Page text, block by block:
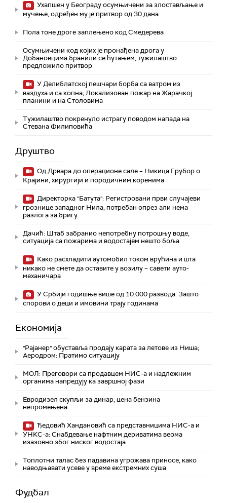
Ухапшен у Београду осумњичени за злостављање и
мучење, одређен му је притвор од 30 дана
Пола тоне дроге заплењено код Смедерева
Осумњичени код којих је пронађена дрога у
Добановцима бранили се ћутањем, тужилаштво
предложило притвор
У Делиблатској пешчари борба са ватром из
ваздуха и са копна; Локализован пожар на Жарачкој
планини и на Столовима
Тужилаштво покренуло истрагу поводом напада на
Стевана Филиповића
Друштво
Од Дрвара до операционе сале – Никица Грубор о
Крајини, хирургији и породичним коренима
Директорка "Батута": Регистровани први случајеви
грознице западног Нила, потребан опрез али нема
разлога за бригу
Дачић: Штаб забранио непотребну потрошњу воде,
ситуација са пожарима и водостајем нешто боља
Како расхладити аутомобил током врућина и шта
никако не смете да оставите у возилу – савети ауто-
механичара
У Србији годишње више од 10.000 развода: Зашто
спорови о деци и имовини трају годинама
Економија
"Рајанер" обуставља продају карата за летове из Ниша;
Аеродром: Пратимо ситуацију
МОЛ: Преговори са продавцем НИС-а и надлежним
органима напредују ка завршној фази
Евродизел скупљи за динар, цена бензина
непромењена
Ђедовић Хандановић са представницима НИС-а и
УНКС-а: Снабдевање нафтним дериватима веома
изазовно због ниског водостаја
Топлотни талас без падавина угрожава приносе, како
наводњавати усеве у време екстремних суша
Фудбал